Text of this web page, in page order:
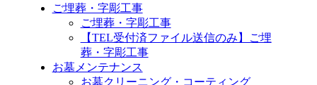
ご埋葬・字彫工事
ご埋葬・字彫工事
【TEL受付済ファイル送信のみ】ご埋
葬・字彫工事
お墓メンテナンス
お墓クリーニング・コーティング